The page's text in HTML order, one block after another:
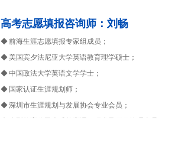
连接社会职业信息的桥梁。
生涯箴言：闻道有先后，术业有专攻，如是而已。
高考志愿填报咨询师：刘畅
◆ 前海生涯志愿填报专家组成员；
◆ 美国宾夕法尼亚大学英语教育理学硕士；
◆ 中国政法大学英语文学学士；
◆ 国家认证生涯规划师；
◆ 深圳市生涯规划与发展协会专业会员；